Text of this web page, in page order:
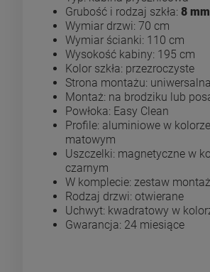
Grubość i rodzaj szkła: 8 mm
Wymiar drzwi: 70 cm
Wymiar ścianki: 110 cm
Wysokość kabiny: 195 cm
Kolor szkła: przezroczyste
Strona montażu: uniwersalna
Montaż: na brodziku lub
Powłoka: Easy Clean
Profile: aluminiowe w
matowym
Uszczelki: magnetyczne w
czarnym
W komplecie: zestaw
Rodzaj drzwi: otwierane
Uchwyt: kwadratowy w
Gwarancja: 24 miesiące